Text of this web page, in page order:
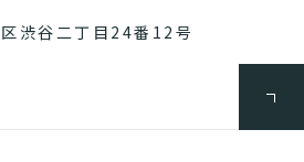
渋谷二丁目24番12号